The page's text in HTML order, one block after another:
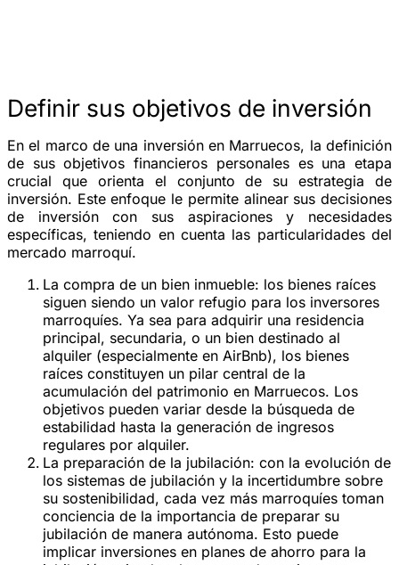
Definir sus objetivos de inversión
En el marco de una inversión en Marruecos, la definición
de sus objetivos financieros personales es una etapa
crucial que orienta el conjunto de su estrategia de
inversión. Este enfoque le permite alinear sus decisiones
de inversión con sus aspiraciones y necesidades
específicas, teniendo en cuenta las particularidades del
mercado marroquí.
La compra de un bien inmueble: los bienes raíces
siguen siendo un valor refugio para los inversores
marroquíes. Ya sea para adquirir una residencia
principal, secundaria, o un bien destinado al
alquiler (especialmente en AirBnb), los bienes
raíces constituyen un pilar central de la
acumulación del patrimonio en Marruecos. Los
objetivos pueden variar desde la búsqueda de
estabilidad hasta la generación de ingresos
regulares por alquiler.
La preparación de la jubilación: con la evolución de
los sistemas de jubilación y la incertidumbre sobre
su sostenibilidad, cada vez más marroquíes toman
conciencia de la importancia de preparar su
jubilación de manera autónoma. Esto puede
implicar inversiones en planes de ahorro para la